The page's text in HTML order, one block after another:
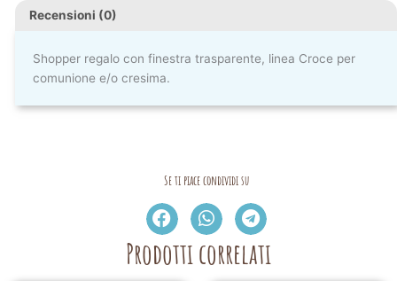
Recensioni (0)
Shopper regalo con finestra trasparente, linea Croce per
comunione e/o cresima.
Se ti piace condividi su
Prodotti correlati